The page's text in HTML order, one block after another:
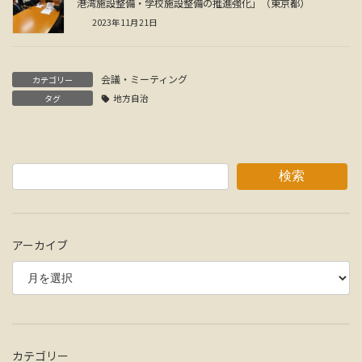
港湾施設整備・学校施設整備の推進強化」（東京都）
2023年11月21日
カテゴリー 会議・ミーティング
タグ 地方自治
検索
アーカイブ
カテゴリー